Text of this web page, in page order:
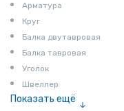
Арматура
Круг
Балка двутавровая
Балка тавровая
Уголок
Швеллер
Показать ещё